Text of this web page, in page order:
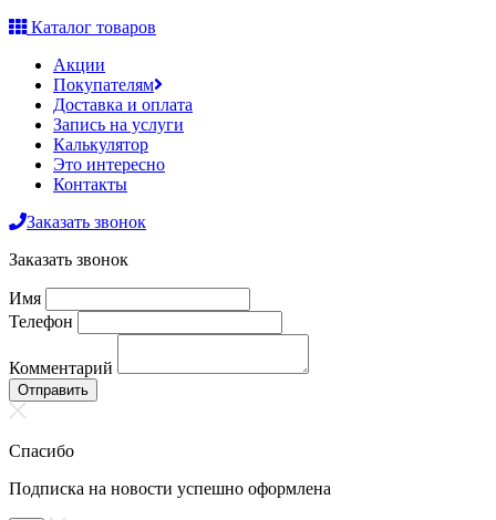
Каталог товаров
Акции
Покупателям
Доставка и оплата
Запись на услуги
Калькулятор
Это интересно
Контакты
Заказать звонок
Заказать звонок
Имя
Телефон
Комментарий
Отправить
Спасибо
Подписка на новости успешно оформлена